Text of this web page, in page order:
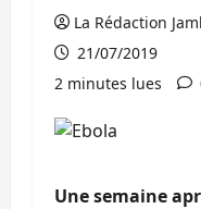
La Rédaction
21/07/2019
2 minutes lues
Une semaine